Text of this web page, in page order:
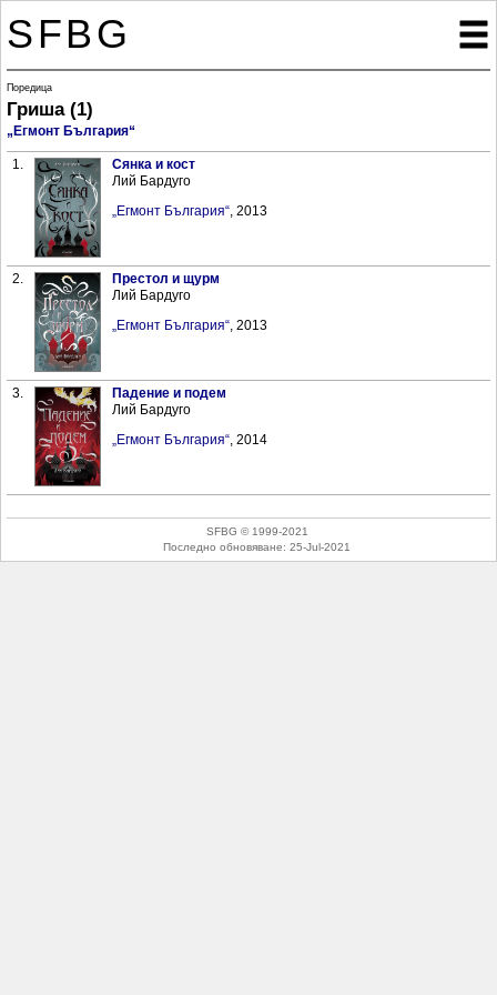
SFBG 
Поредица
Гриша (1)
„Егмонт България“
1.
Сянка и кост
Лий Бардуго
„Егмонт България“, 2013
2.
Престол и щурм
Лий Бардуго
„Егмонт България“, 2013
3.
Падение и подем
Лий Бардуго
„Егмонт България“, 2014
SFBG © 1999-2021
Последно обновяване: 25-Jul-2021